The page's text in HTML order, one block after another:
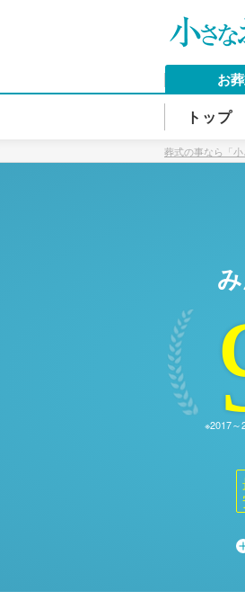
お
トップ
葬式の事なら「小
※2017～